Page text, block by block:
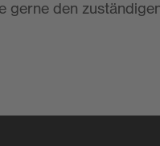
gerne den